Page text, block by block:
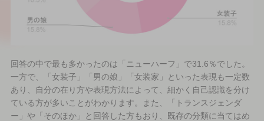
回答の中で最も多かったのは「ニューハーフ」で31.6％でした。
一方で、「女装子」「男の娘」「女装家」といった表現も一定数
あり、自分の在り方や表現方法によって、細かく自己認識を分け
ている方が多いことがわかります。また、「トランスジェンダ
ー」や「そのほか」と回答した方もおり、既存の分類に当てはめ